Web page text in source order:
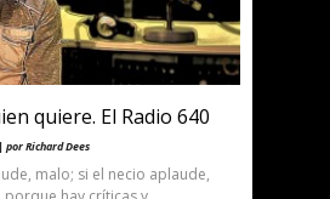
quiere. El Radio 640
por Richard Dees
malo; si el necio aplaude,